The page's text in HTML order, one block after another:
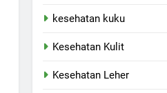
kesehatan kuku
Kesehatan Kulit
Kesehatan Leher